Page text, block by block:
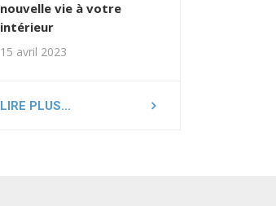
nouvelle vie à votre
intérieur
15 avril 2023
LIRE PLUS...